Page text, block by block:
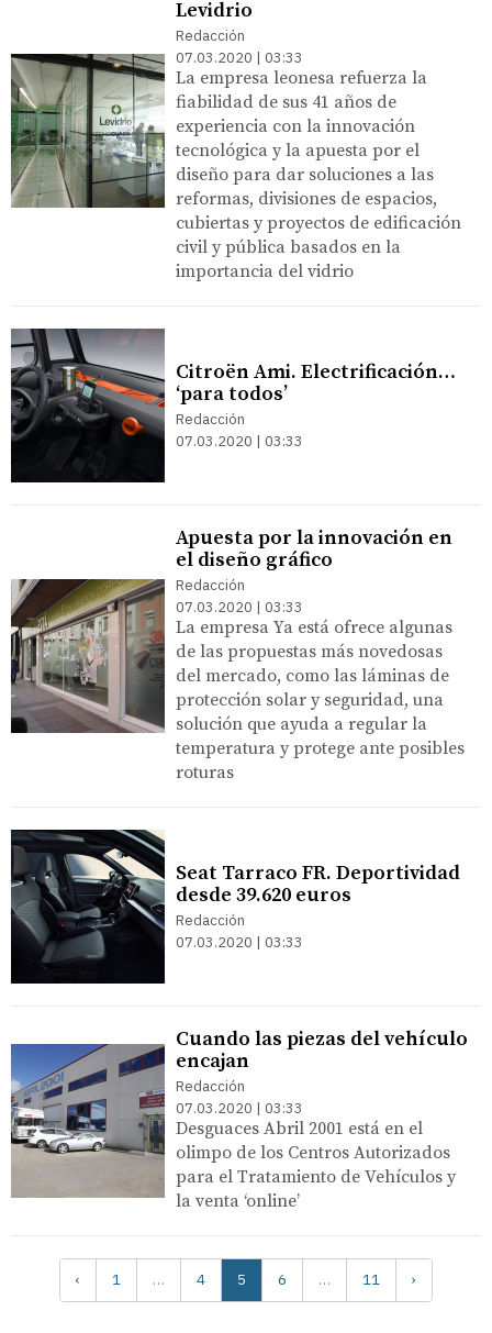
Levidrio
Redacción
07.03.2020 | 03:33
La empresa leonesa refuerza la
fiabilidad de sus 41 años de
experiencia con la innovación
tecnológica y la apuesta por el
diseño para dar soluciones a las
reformas, divisiones de espacios,
cubiertas y proyectos de edificación
civil y pública basados en la
importancia del vidrio
Citroën Ami. Electrificación…
‘para todos’
Redacción
07.03.2020 | 03:33
Apuesta por la innovación en
el diseño gráfico
Redacción
07.03.2020 | 03:33
La empresa Ya está ofrece algunas
de las propuestas más novedosas
del mercado, como las láminas de
protección solar y seguridad, una
solución que ayuda a regular la
temperatura y protege ante posibles
roturas
Seat Tarraco FR. Deportividad
desde 39.620 euros
Redacción
07.03.2020 | 03:33
Cuando las piezas del vehículo
encajan
Redacción
07.03.2020 | 03:33
Desguaces Abril 2001 está en el
olimpo de los Centros Autorizados
para el Tratamiento de Vehículos y
la venta ‘online’
‹ 1 … 4 5 6 … 11 ›